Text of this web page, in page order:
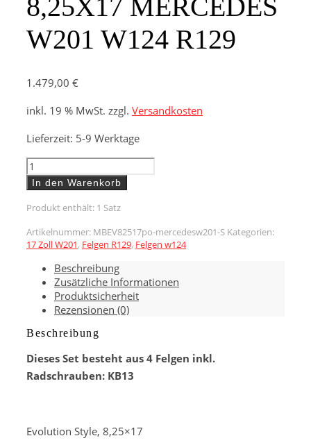
8,25X17 MERCEDES
W201 W124 R129
1.479,00 €
inkl. 19 % MwSt. zzgl. Versandkosten
Lieferzeit: 5-9 Werktage
EVO
STYLE
Glanzgedreht,
8,25X17
W201
W124
Menge
In den Warenkorb
Produkt enthält: 1 Satz
Artikelnummer: MBEV82517po-mercedesw201-S Kategorien:
17 Zoll W201, Felgen R129, Felgen w124
Beschreibung
Zusätzliche Informationen
Produktsicherheit
Rezensionen (0)
Beschreibung
Dieses Set besteht aus 4 Felgen inkl.
Radschrauben: KB13
Evolution Style, 8,25×17